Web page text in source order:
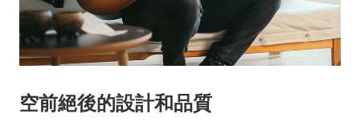
空前絕後的設計和品質